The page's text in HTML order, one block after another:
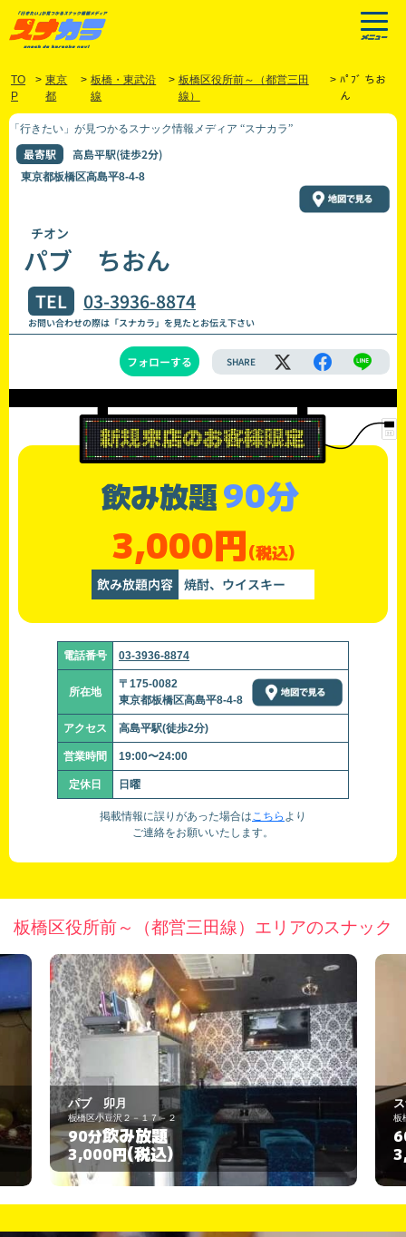
TO
P
> 東京
都
> 板橋・東武沿
線
> 板橋区役所前～（都営三田
線）
> ﾊﾟﾌﾞ ちお
ん
「行きたい」が見つかるスナック情報メディア “スナカラ”
最寄駅 高島平駅(徒歩2分)
東京都板橋区高島平8-4-8
チオン
パブ ちおん
TEL 03-3936-8874
お問い合わせの際は「スナカラ」を見たとお伝え下さい
フォローする SHARE
飲み放題90分
3,000円(税込)
飲み放題内容 焼酎、ウイスキー
電話番号 03-3936-8874
所在地
〒175-0082
東京都板橋区高島平8-4-8
アクセス 高島平駅(徒歩2分)
営業時間 19:00〜24:00
定休日 日曜
掲載情報に誤りがあった場合はこちら より
ご連絡をお願いいたします。
板橋区役所前～（都営三田線）エリアのスナック
スナック とも
板橋区高島平1-34-13
60分飲み放題
3,000円(税込)